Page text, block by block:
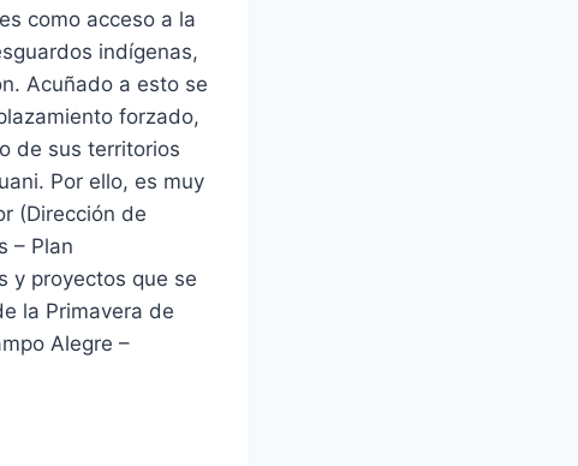
como acceso a la
indígenas,
Acuñado a esto se
forzado,
de sus territorios
Por ello, es muy
(Dirección de
– Plan
y proyectos que se
la Primavera de
Alegre –